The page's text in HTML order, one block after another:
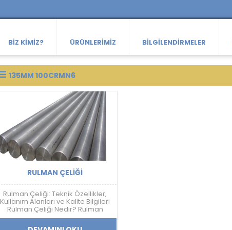
BIZ KIMIZ? ÜRÜNLERIMIZ BILGILENDIRMELER
135MM 100CRMN6
RULMAN ÇELIĞI
Rulman Çeliği: Teknik Özellikler,
Kullanım Alanları ve Kalite Bilgileri
Rulman Çeliği Nedir? Rulman
çeliği; yüksek sertlik, aşınma
dayanımı, yorulma direnci ve